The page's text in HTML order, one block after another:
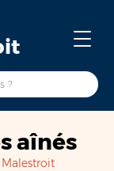
aînés
Malestroit